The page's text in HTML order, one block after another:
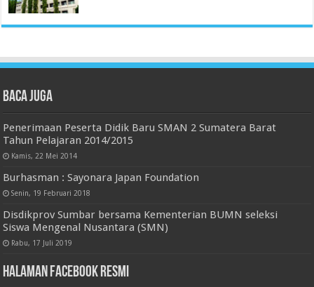
Baca juga
Penerimaan Peserta Didik Baru SMAN 2 Sumatera Barat
Tahun Pelajaran 2014/2015
Kamis, 22 Mei 2014
Burhasman : Sayonara Japan Foundation
Senin, 19 Februari 2018
Disdikprov Sumbar bersama Kementerian BUMN seleksi
Siswa Mengenal Nusantara (SMN)
Rabu, 17 Juli 2019
Halaman Facebook Resmi